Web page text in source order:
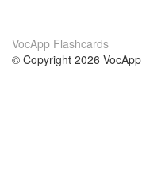
VocApp Flashcards
© Copyright 2026 VocApp